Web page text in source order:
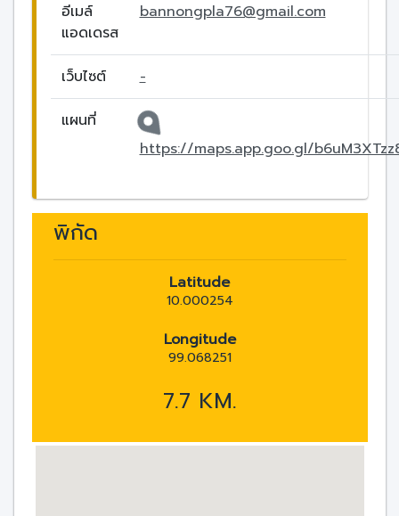
อีเมล์
แอดเดรส
bannongpla76@gmail.com
เว็บไซต์ -
แผนที่
https://maps.app.goo.gl/
พิกัด
Latitude
10.000254
Longitude
99.068251
7.7 KM.